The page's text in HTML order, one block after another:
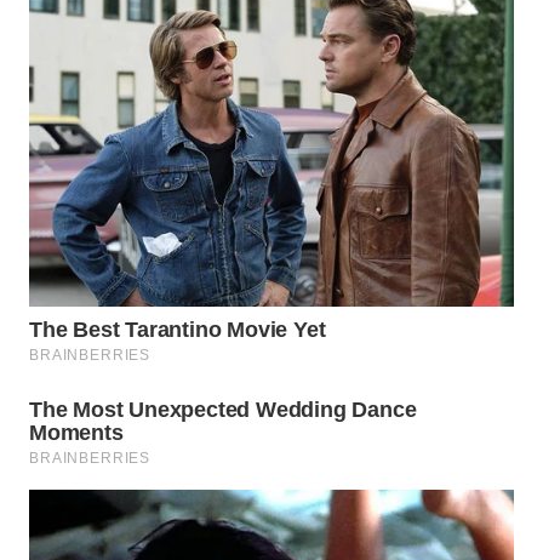
WN
LABUHANBATU
WN
TAPANULI
TENGAH
WN DELI
SERDANG
WN
TEBING
TINGGI
WN
PAKPAK
KARAWANG